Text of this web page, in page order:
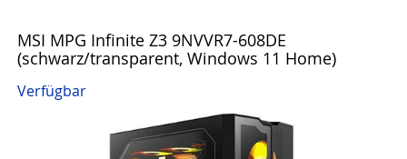
MSI MPG Infinite Z3 9NVVR7-608DE
(schwarz/transparent, Windows 11 Home)
Verfügbar
Zurück